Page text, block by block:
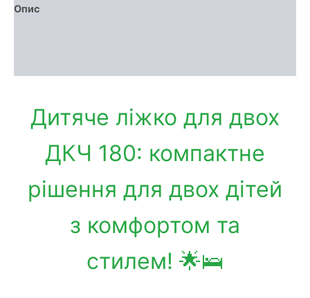
Опис
Дитяче ліжко для двох
ДКЧ 180: компактне
рішення для двох дітей
з комфортом та
стилем! 🌟🛌